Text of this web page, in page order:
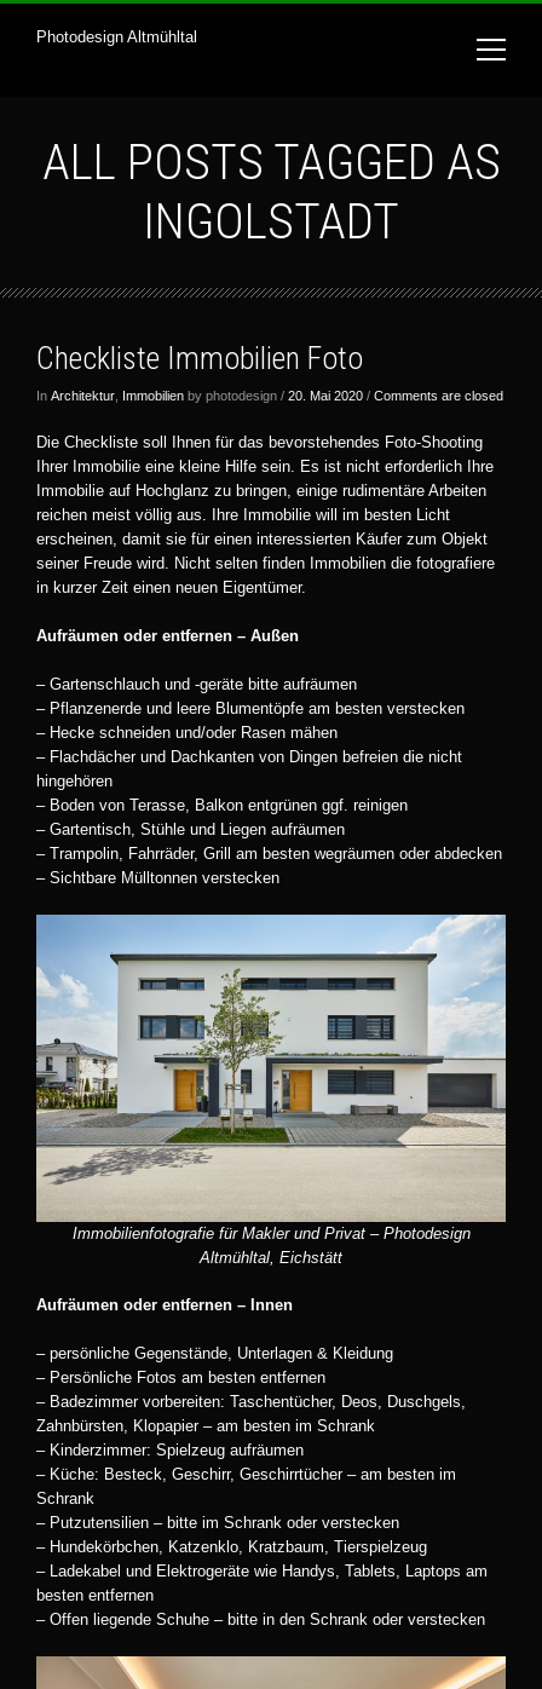
Photodesign Altmühltal
ALL POSTS TAGGED AS
INGOLSTADT
Checkliste Immobilien Foto
In Architektur Immobilien by photodesign / 20. Mai 2020 / Comments are closed
Die Checkliste soll Ihnen für das bevorstehendes Foto-Shooting
Ihrer Immobilie eine kleine Hilfe sein. Es ist nicht erforderlich Ihre
Immobilie auf Hochglanz zu bringen, einige rudimentäre Arbeiten
reichen meist völlig aus. Ihre Immobilie will im besten Licht
erscheinen, damit sie für einen interessierten Käufer zum Objekt
seiner Freude wird. Nicht selten finden Immobilien die fotografiere
in kurzer Zeit einen neuen Eigentümer.
Aufräumen oder entfernen – Außen
– Gartenschlauch und -geräte bitte aufräumen
– Pflanzenerde und leere Blumentöpfe am besten verstecken
– Hecke schneiden und/oder Rasen mähen
– Flachdächer und Dachkanten von Dingen befreien die nicht
hingehören
– Boden von Terasse, Balkon entgrünen ggf. reinigen
– Gartentisch, Stühle und Liegen aufräumen
– Trampolin, Fahrräder, Grill am besten wegräumen oder abdecken
– Sichtbare Mülltonnen verstecken
Immobilienfotografie für Makler und Privat – Photodesign
Altmühltal, Eichstätt
Aufräumen oder entfernen – Innen
– persönliche Gegenstände, Unterlagen & Kleidung
– Persönliche Fotos am besten entfernen
– Badezimmer vorbereiten: Taschentücher, Deos, Duschgels,
Zahnbürsten, Klopapier – am besten im Schrank
– Kinderzimmer: Spielzeug aufräumen
– Küche: Besteck, Geschirr, Geschirrtücher – am besten im
Schrank
– Putzutensilien – bitte im Schrank oder verstecken
– Hundekörbchen, Katzenklo, Kratzbaum, Tierspielzeug
– Ladekabel und Elektrogeräte wie Handys, Tablets, Laptops am
besten entfernen
– Offen liegende Schuhe – bitte in den Schrank oder verstecken